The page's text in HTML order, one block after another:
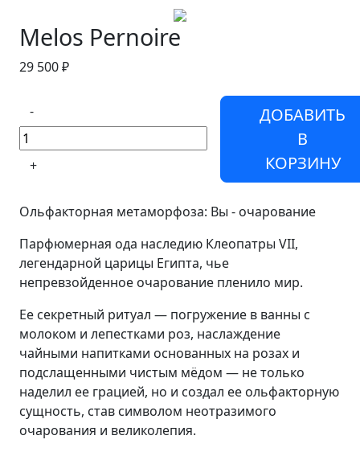
Melos Pernoire
29 500 ₽
-
+
ДОБАВИТЬ
В
КОРЗИНУ
Ольфакторная метаморфоза: Вы - очарование
Парфюмерная ода наследию Клеопатры VII,
легендарной царицы Египта, чье
непревзойденное очарование пленило мир.
Ее секретный ритуал — погружение в ванны с
молоком и лепестками роз, наслаждение
чайными напитками основанных на розах и
подслащенными чистым мёдом — не только
наделил ее грацией, но и создал ее ольфакторную
сущность, став символом неотразимого
очарования и великолепия.